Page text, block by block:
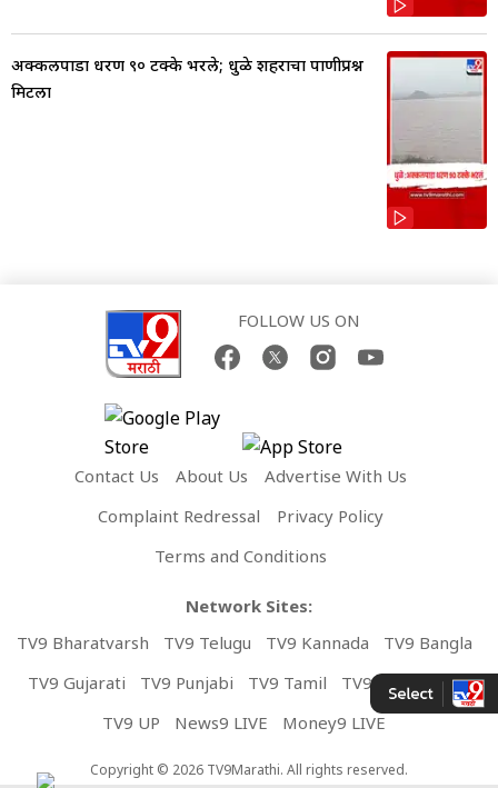
अक्कलपाडा धरण ९० टक्के भरले; धुळे शहराचा पाणीप्रश्न
मिटला
FOLLOW US ON
Contact Us About Us
Advertise With Us
Complaint Redressal
Privacy Policy
Terms and Conditions
Network Sites:
TV9 Bharatvarsh
TV9 Telugu TV9 Kannada
TV9 Bangla
TV9 Gujarati
TV9 Punjabi TV9 Tamil
TV9 Malayalam
TV9 UP
News9 LIVE Money9 LIVE
Copyright © 2026 TV9Marathi. All rights reserved.